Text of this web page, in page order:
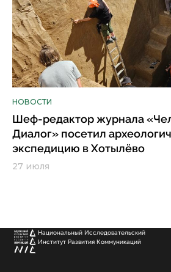
НОВОСТИ
Шеф-редактор журнала
Диалог» посетил
экспедицию в Хотылёво
27 июля
Национальный Исследовательский
Институт Развития Коммуникаций